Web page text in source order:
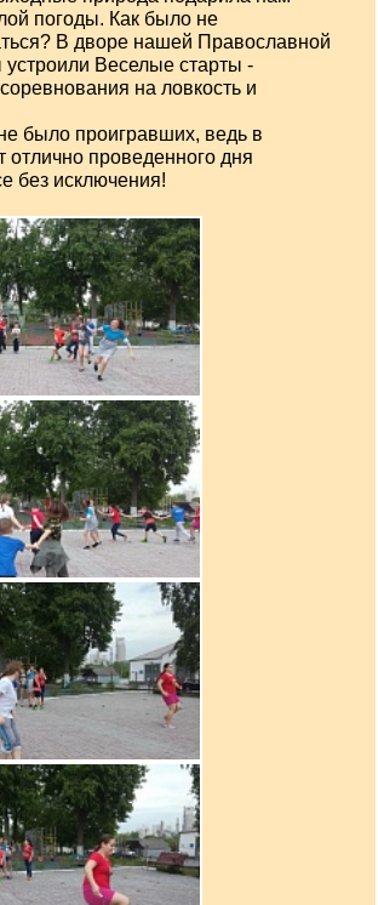
погоды. Как было не
В дворе нашей Православной
Веселые старты -
на ловкость и
было проигравших, ведь в
проведенного дня
без исключения!